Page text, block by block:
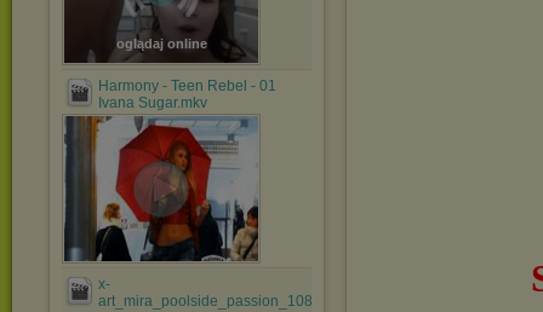
oglądaj online
Harmony - Teen Rebel - 01
Ivana Sugar.mkv
x-
art_mira_poolside_passion_1080.mov